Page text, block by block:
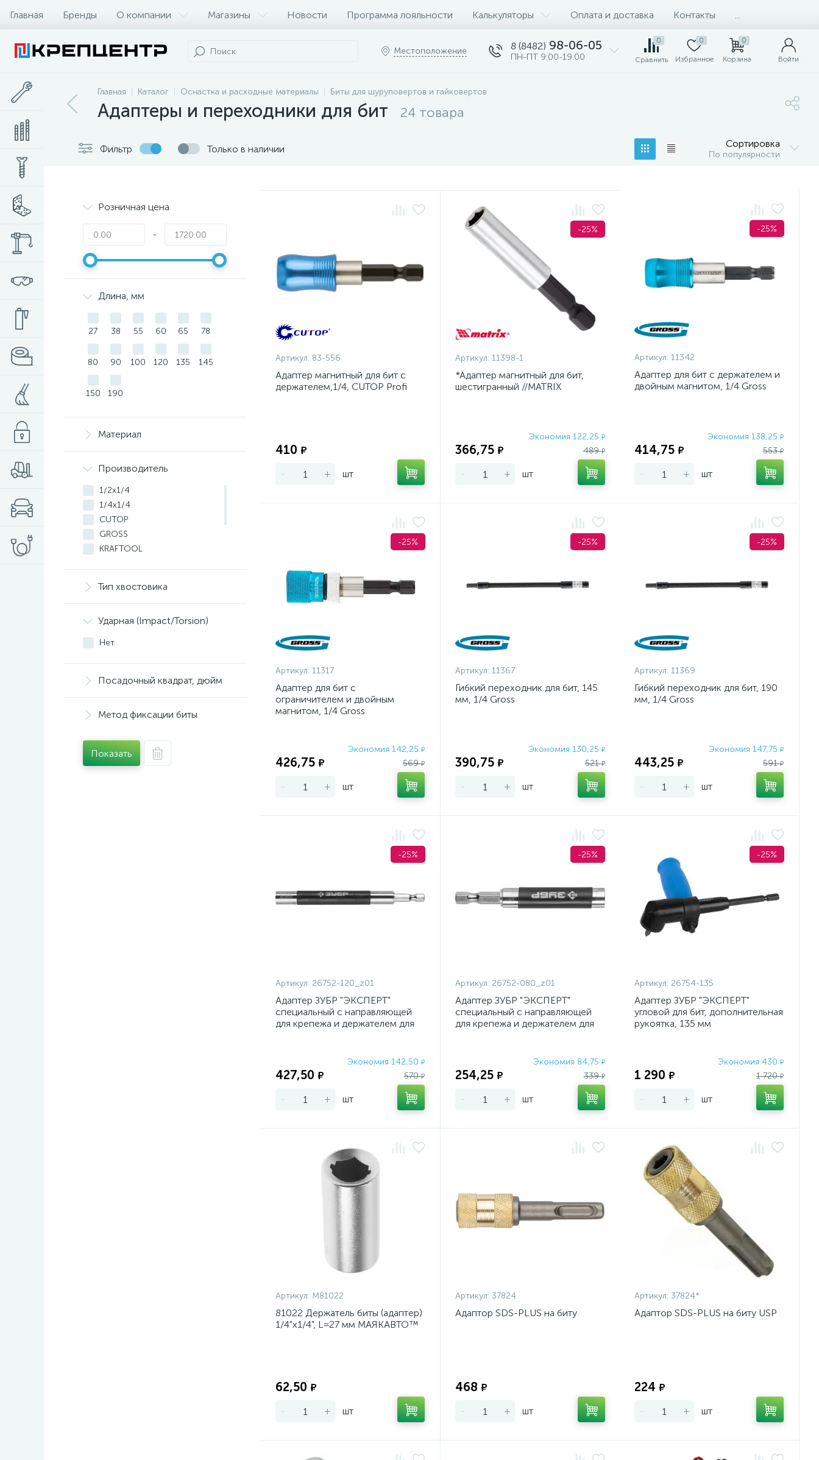
Главная Бренды О компании Магазины Новости Программа лояльности Калькуляторы Оплата и доставка Контакты
Местоположение 8 (8482) 98-06-05
ПН-ПТ 9:00-19:00
0
Сравнить
0
Избранное
0
Корзина Войти
Главная Каталог Оснастка и расходные материалы Биты для шуруповертов и гайковертов
Адаптеры и переходники для бит 24 товара
Фильтр Только в наличии Сортировка
По популярности
Розничная цена
-
Длина, мм
27 38 55 60 65 78
80 90 100 120 135 145
150 190
Материал
Производитель
1/2х1/4
1/4х1/4
CUTOP
GROSS
KRAFTOOL
USP
ЗУБР
Тип хвостовика
Ударная (Impact/Torsion)
Нет
Посадочный квадрат, дюйм
Метод фиксации биты
Показать
Артикул: 83-556
Адаптер магнитный для бит с
держателем,1/4, CUTOP Profi
410 ₽
- + шт
-25%
Артикул: 11398-1
*Адаптер магнитный для бит,
шестигранный //MATRIX
Экономия 122,25 ₽
366,75 ₽ 489₽
- + шт
-25%
Артикул: 11342
Адаптер для бит с держателем и
двойным магнитом, 1/4 Gross
Экономия 138,25₽
414,75 ₽ 553₽
- + шт
-25%
Артикул: 11317
Адаптер для бит с
ограничителем и двойным
магнитом, 1/4 Gross
Экономия 142,25 ₽
426,75 ₽ 569₽
- + шт
-25%
Артикул: 11367
Гибкий переходник для бит, 145
мм, 1/4 Gross
Экономия 130,25 ₽
390,75 ₽ 521₽
- + шт
-25%
Артикул: 11369
Гибкий переходник для бит, 190
мм, 1/4 Gross
Экономия 147,75₽
443,25 ₽ 591₽
- + шт
-25%
Артикул: 26752-120_z01
Адаптер ЗУБР "ЭКСПЕРТ"
специальный с направляющей
для крепежа и держателем для
Экономия 142,50 ₽
427,50 ₽ 570₽
- + шт
-25%
Артикул: 26752-080_z01
Адаптер ЗУБР "ЭКСПЕРТ"
специальный с направляющей
для крепежа и держателем для
Экономия 84,75 ₽
254,25 ₽ 339₽
- + шт
-25%
Артикул: 26754-135
Адаптер ЗУБР "ЭКСПЕРТ"
угловой для бит, дополнительная
рукоятка, 135 мм
Экономия 430₽
1 290 ₽ 1 720₽
- + шт
Артикул: М81022
81022 Держатель биты (адаптер)
1/4"х1/4", L=27 мм МАЯКАВТО™
62,50 ₽
- + шт
Артикул: 37824
Адаптор SDS-PLUS на биту
468 ₽
- + шт
Артикул: 37824*
Адаптор SDS-PLUS на биту USP
224 ₽
- + шт